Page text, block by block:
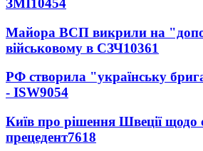
ЗМІ10454
Майора ВСП викрили на
військовому в СЗЧ10361
РФ створила "українську
- ISW9054
Київ про рішення Швеції щодо
прецедент7618